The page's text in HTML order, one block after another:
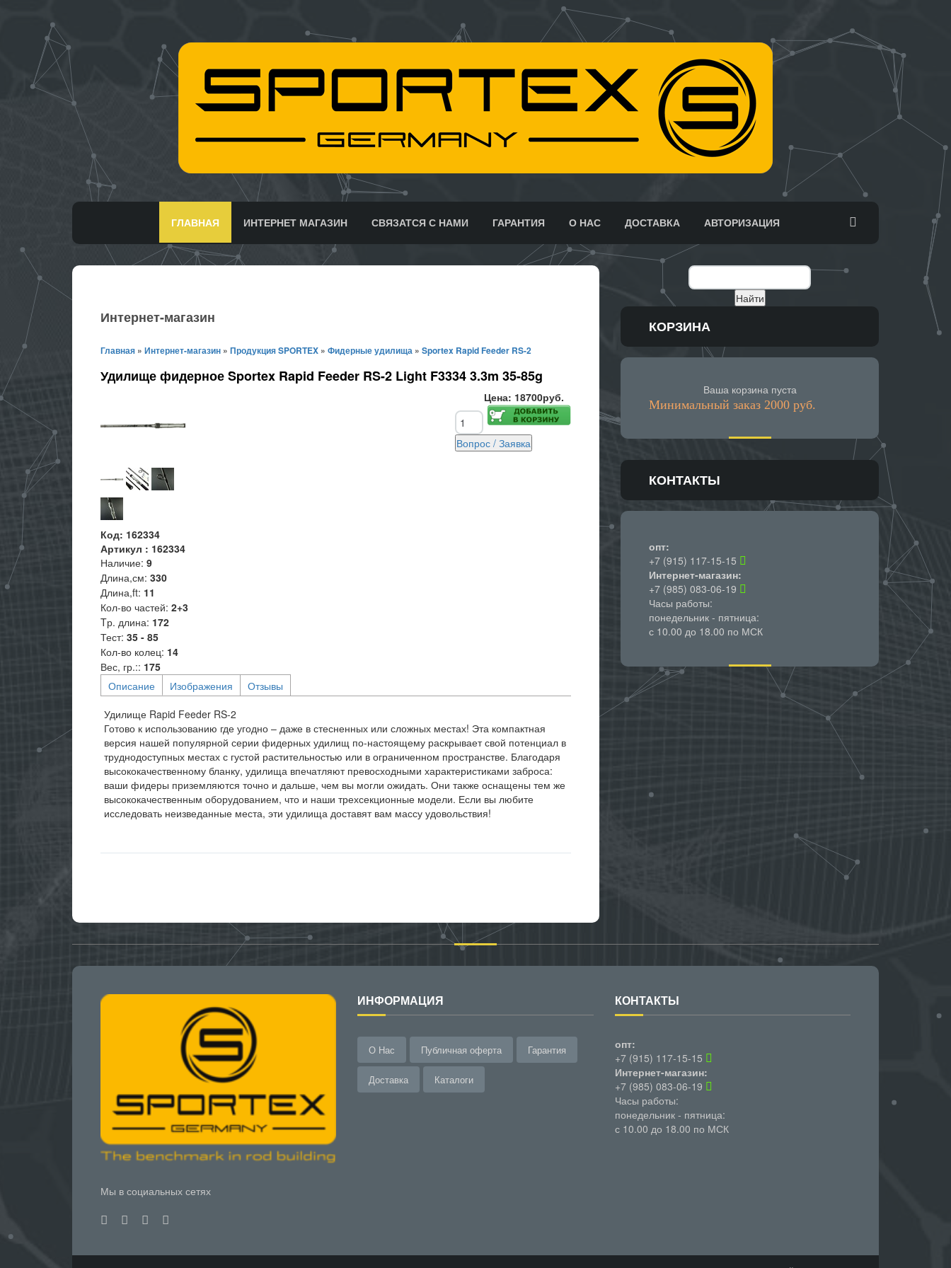
ГЛАВНАЯ ИНТЕРНЕТ МАГАЗИН СВЯЗАТСЯ С НАМИ ГАРАНТИЯ О НАС ДОСТАВКА АВТОРИЗАЦИЯ
Интернет-магазин
Главная » Интернет-магазин » Продукция SPORTEX » Фидерные удилища » Sportex Rapid Feeder RS-2
Удилище фидерное Sportex Rapid Feeder RS-2 Light F3334 3.3m 35-85g
Цена: 18700руб.
Код: 162334
Артикул : 162334
Наличие: 9
Длина,см: 330
Длина,ft: 11
Кол-во частей: 2+3
Tр. длина: 172
Тест: 35 - 85
Кол-во колец: 14
Вес, гр.:: 175
Описание
Изображения
Отзывы
Удилище Rapid Feeder RS-2
Готово к использованию где угодно – даже в стесненных или сложных местах! Эта компактная
версия нашей популярной серии фидерных удилищ по-настоящему раскрывает свой потенциал в
труднодоступных местах с густой растительностью или в ограниченном пространстве. Благодаря
высококачественному бланку, удилища впечатляют превосходными характеристиками заброса:
ваши фидеры приземляются точно и дальше, чем вы могли ожидать. Они также оснащены тем же
высококачественным оборудованием, что и наши трехсекционные модели. Если вы любите
исследовать неизведанные места, эти удилища доставят вам массу удовольствия!
КОРЗИНА
Ваша корзина пуста
Минимальный заказ 2000 руб.
КОНТАКТЫ
опт:
+7 (915) 117-15-15
Интернет-магазин:
+7 (985) 083-06-19
Часы работы:
понедельник - пятница:
с 10.00 до 18.00 по МСК
Мы в социальных сетях
ИНФОРМАЦИЯ
О Нас Публичная оферта Гарантия
Доставка Каталоги
КОНТАКТЫ
опт:
+7 (915) 117-15-15
Интернет-магазин:
+7 (985) 083-06-19
Часы работы:
понедельник - пятница:
с 10.00 до 18.00 по МСК